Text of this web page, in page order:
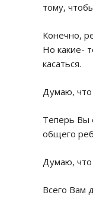
тому,
Конечно,
Но какие-
касаться.
Думаю, что
Теперь Вы
общего
Думаю, что
Всего Вам